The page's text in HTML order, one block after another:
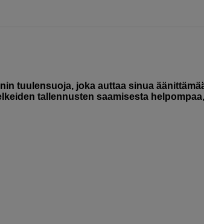
tuulensuoja, joka auttaa sinua
tallennusten saamisesta